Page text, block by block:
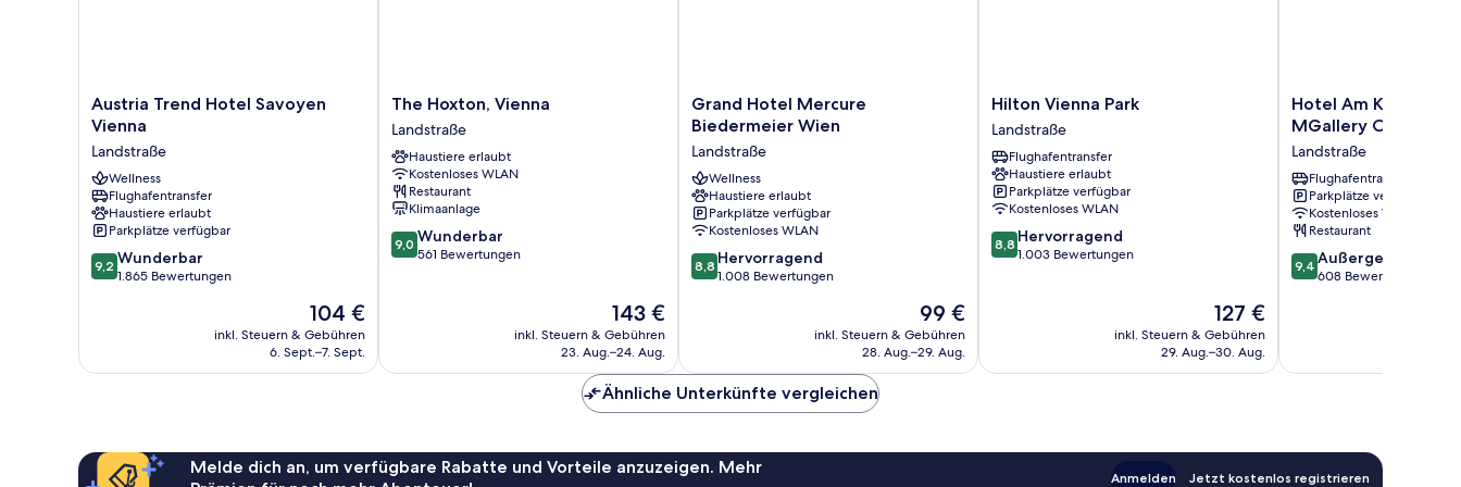
Austria
Trend
Savoyen
Vienna
Landstraße
Austria Trend Hotel Savoyen
Vienna
Landstraße
Wellness
Flughafentransfer
Haustiere erlaubt
Parkplätze verfügbar
9.2
von
9,2 Wunderbar
1.865 Bewertungen
Der
Preis
beträgt
104 €
inkl. Steuern & Gebühren
6. Sept.–7. Sept.
The
Hoxton,
Vienna
Landstraße
The Hoxton, Vienna
Landstraße
Haustiere erlaubt
Kostenloses WLAN
Restaurant
Klimaanlage
9.0
von
9,0 Wunderbar
561 Bewertungen
Der
Preis
beträgt
143 €
inkl. Steuern & Gebühren
23. Aug.–24. Aug.
Grand
Hotel
Biedermeier
Wien
Landstraße
Grand Hotel Mercure
Biedermeier Wien
Landstraße
Wellness
Haustiere erlaubt
Parkplätze verfügbar
Kostenloses WLAN
8.8
von
8,8 Hervorragend
1.008 Bewertungen
Der
Preis
beträgt
99 €
inkl. Steuern & Gebühren
28. Aug.–29. Aug.
Hilton
Vienna
Park
Landstraße
Hilton Vienna Park
Landstraße
Flughafentransfer
Haustiere erlaubt
Parkplätze verfügbar
Kostenloses WLAN
8.8
von
8,8 Hervorragend
1.003 Bewertungen
Der
Preis
beträgt
127 €
inkl. Steuern & Gebühren
29. Aug.–30. Aug.
Hotel
Am
Konzerthaus
-
MGallery
Collection
Landstraße
Hotel Am
MGallery Collection
Landstraße
Flughafentransfer
Parkplätze verfügbar
Kostenloses WLAN
Restaurant
9.4
von
9,4 Außergewöhnlich
608 Bewertungen
Ähnliche Unterkünfte vergleichen
Melde dich an, um verfügbare Rabatte und Vorteile anzuzeigen. Mehr
Anmelden Jetzt kostenlos registrieren